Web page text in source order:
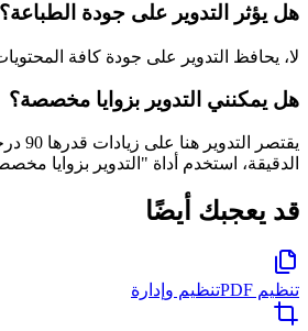
هل يؤثر التدوير على جودة الطباعة؟
لا، يحافظ التدوير على جودة كافة
هل يمكنني التدوير بزوايا مخصصة؟
الدقيقة، استخدم أداة "التدوير بزوايا
قد يعجبك أيضًا
تنظيم PDF تنظيم وإدارة